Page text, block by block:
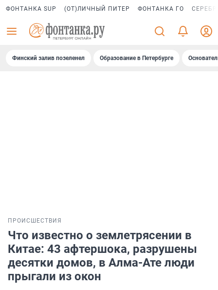
ФОНТАНКА SUP (ОТ)ЛИЧНЫЙ ПИТЕР ФОНТАНКА ГО
Финский залив позеленел Образование в Петербурге
ПРОИСШЕСТВИЯ
Что известно о землетрясении в
Китае: 43 афтершока, разрушены
десятки домов, в Алма-Ате люди
прыгали из окон